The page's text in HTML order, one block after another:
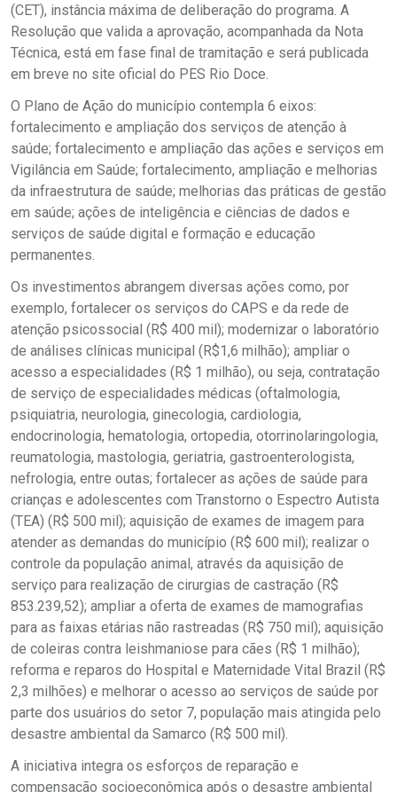
(CET), instância máxima de deliberação do programa. A
Resolução que valida a aprovação, acompanhada da Nota
Técnica, está em fase final de tramitação e será publicada
em breve no site oficial do PES Rio Doce.
O Plano de Ação do município contempla 6 eixos:
fortalecimento e ampliação dos serviços de atenção à
saúde; fortalecimento e ampliação das ações e serviços em
Vigilância em Saúde; fortalecimento, ampliação e melhorias
da infraestrutura de saúde; melhorias das práticas de gestão
em saúde; ações de inteligência e ciências de dados e
serviços de saúde digital e formação e educação
permanentes.
Os investimentos abrangem diversas ações como, por
exemplo, fortalecer os serviços do CAPS e da rede de
atenção psicossocial (R$ 400 mil); modernizar o laboratório
de análises clínicas municipal (R$1,6 milhão); ampliar o
acesso a especialidades (R$ 1 milhão), ou seja, contratação
de serviço de especialidades médicas (oftalmologia,
psiquiatria, neurologia, ginecologia, cardiologia,
endocrinologia, hematologia, ortopedia, otorrinolaringologia,
reumatologia, mastologia, geriatria, gastroenterologista,
nefrologia, entre outas; fortalecer as ações de saúde para
crianças e adolescentes com Transtorno o Espectro Autista
(TEA) (R$ 500 mil); aquisição de exames de imagem para
atender as demandas do município (R$ 600 mil); realizar o
controle da população animal, através da aquisição de
serviço para realização de cirurgias de castração (R$
853.239,52); ampliar a oferta de exames de mamografias
para as faixas etárias não rastreadas (R$ 750 mil); aquisição
de coleiras contra leishmaniose para cães (R$ 1 milhão);
reforma e reparos do Hospital e Maternidade Vital Brazil (R$
2,3 milhões) e melhorar o acesso ao serviços de saúde por
parte dos usuários do setor 7, população mais atingida pelo
desastre ambiental da Samarco (R$ 500 mil).
A iniciativa integra os esforços de reparação e
compensação socioeconômica após o desastre ambiental